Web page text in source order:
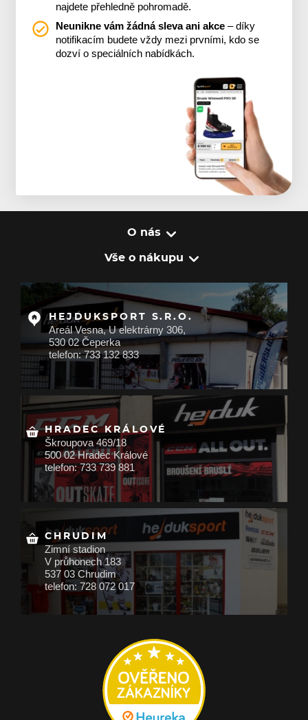
najdete přehledně pohromadě.
Neunikne vám žádná sleva ani akce – díky
notifikacím budete vždy mezi prvními, kdo se
dozví o speciálních nabídkách.
O nás
Vše o nákupu
HEJDUKSPORT S.R.O.
Areál Vesna, U elektrárny 306,
530 02 Čeperka
telefon: 733 132 833
HRADEC KRÁLOVÉ
Škroupova 469/18
500 02 Hradec Králové
telefon: 733 739 881
CHRUDIM
Zimní stadion
V průhonech 183
537 03 Chrudim
telefon: 728 072 017